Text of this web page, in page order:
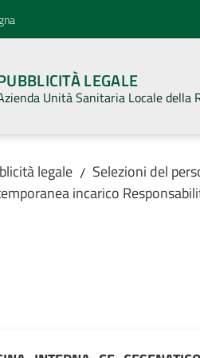
LEGALE
Unità Sanitaria Locale della
legale / Selezioni del
incarico